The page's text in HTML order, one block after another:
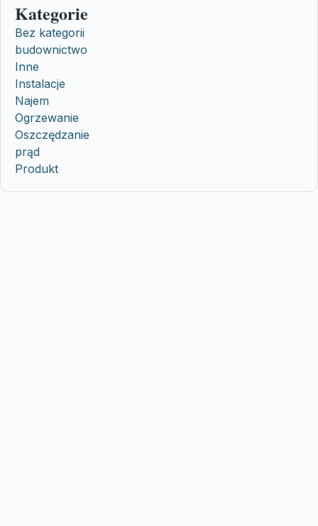
Kategorie
Bez kategorii
budownictwo
Inne
Instalacje
Najem
Ogrzewanie
Oszczędzanie
prąd
Produkt